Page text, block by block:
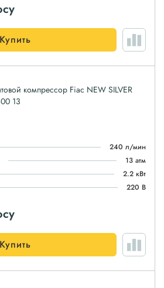
Купить
компрессор Fiac NEW SILVER
13
240 л/мин
13 атм
2.2 кВт
220 В
Купить